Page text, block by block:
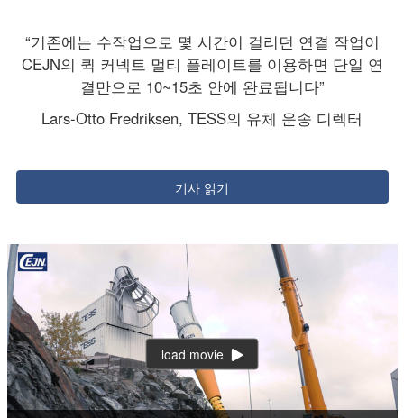
“기존에는 수작업으로 몇 시간이 걸리던 연결 작업이
CEJN의 퀵 커넥트 멀티 플레이트를 이용하면 단일 연
결만으로 10~15초 안에 완료됩니다”
Lars-Otto Fredriksen, TESS의 유체 운송 디렉터
기사 읽기
load movie